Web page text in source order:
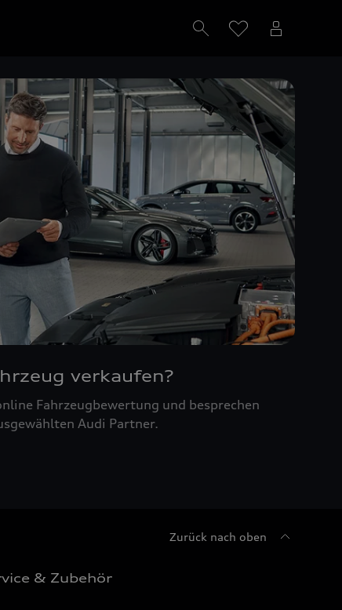
verkaufen?
Fahrzeugbewertung und besprechen
Audi Partner.
Zurück nach oben
& Zubehör